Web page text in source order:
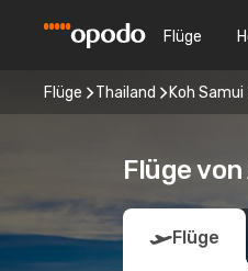
Flüge
Flüge Thailand Koh Samui
Flüge
Flüge